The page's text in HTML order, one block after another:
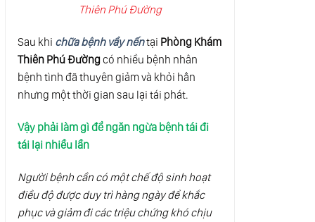
Thiên Phú Đường
Sau khi chữa bệnh vẩy nếntại Phòng Khám
Thiên Phú Đườngcó nhiều bệnh nhân
bệnh tình đã thuyên giảm và khỏi hẳn
nhưng một thời gian sau lại tái phát.
Vậy phải làm gì để ngăn ngừa bệnh tái đi
tái lại nhiều lần
Người bệnh cần có một chế độ sinh hoạt
điều độ được duy trì hàng ngày để khắc
phục và giảm đi các triệu chứng khó chịu